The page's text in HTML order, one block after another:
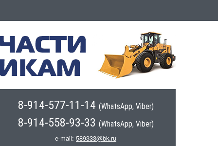
8-914-577-11-14 (WhatsApp, Viber)
8-914-558-93-33 (WhatsApp, Viber)
e-mail: 589333@bk.ru